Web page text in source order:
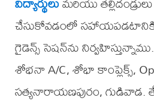
చేసుకోవడంలో
గైడెన్స్ సెషన్‌ను
శోభనా A/C, శోభా కాంప్లెక్స్,
సత్యనారాయణపురం, గుడివాడ.